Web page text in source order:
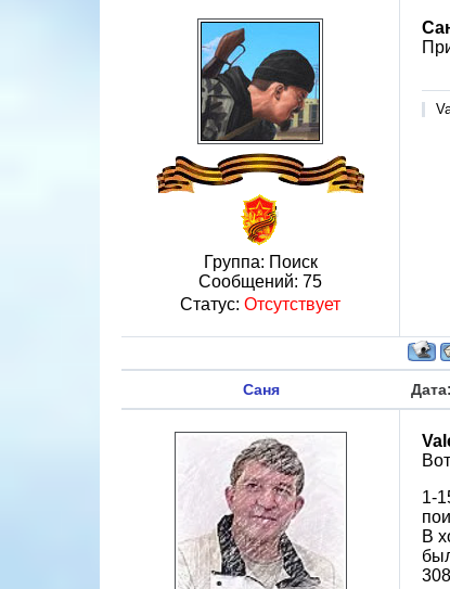
Группа: Поиск
Сообщений: 75
Статус: Отсутствует
Саня
1-
В